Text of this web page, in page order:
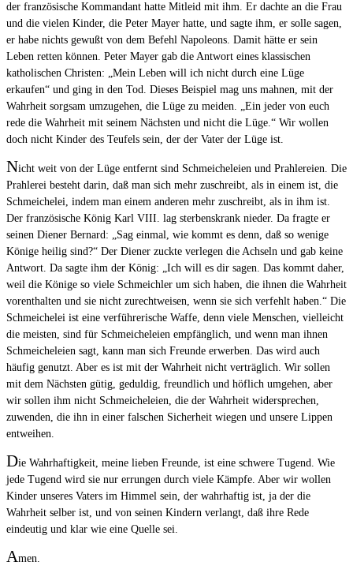
der französische Kommandant hatte Mitleid mit ihm. Er dachte an die Frau
und die vielen Kinder, die Peter Mayer hatte, und sagte ihm, er solle sagen,
er habe nichts gewußt von dem Befehl Napoleons. Damit hätte er sein
Leben retten können. Peter Mayer gab die Antwort eines klassischen
katholischen Christen: „Mein Leben will ich nicht durch eine Lüge
erkaufen“ und ging in den Tod. Dieses Beispiel mag uns mahnen, mit der
Wahrheit sorgsam umzugehen, die Lüge zu meiden. „Ein jeder von euch
rede die Wahrheit mit seinem Nächsten und nicht die Lüge.“ Wir wollen
doch nicht Kinder des Teufels sein, der der Vater der Lüge ist.
Nicht weit von der Lüge entfernt sind Schmeicheleien und Prahlereien. Die
Prahlerei besteht darin, daß man sich mehr zuschreibt, als in einem ist, die
Schmeichelei, indem man einem anderen mehr zuschreibt, als in ihm ist.
Der französische König Karl VIII. lag sterbenskrank nieder. Da fragte er
seinen Diener Bernard: „Sag einmal, wie kommt es denn, daß so wenige
Könige heilig sind?“ Der Diener zuckte verlegen die Achseln und gab keine
Antwort. Da sagte ihm der König: „Ich will es dir sagen. Das kommt daher,
weil die Könige so viele Schmeichler um sich haben, die ihnen die Wahrheit
vorenthalten und sie nicht zurechtweisen, wenn sie sich verfehlt haben.“ Die
Schmeichelei ist eine verführerische Waffe, denn viele Menschen, vielleicht
die meisten, sind für Schmeicheleien empfänglich, und wenn man ihnen
Schmeicheleien sagt, kann man sich Freunde erwerben. Das wird auch
häufig genutzt. Aber es ist mit der Wahrheit nicht verträglich. Wir sollen
mit dem Nächsten gütig, geduldig, freundlich und höflich umgehen, aber
wir sollen ihm nicht Schmeicheleien, die der Wahrheit widersprechen,
zuwenden, die ihn in einer falschen Sicherheit wiegen und unsere Lippen
entweihen.
Die Wahrhaftigkeit, meine lieben Freunde, ist eine schwere Tugend. Wie
jede Tugend wird sie nur errungen durch viele Kämpfe. Aber wir wollen
Kinder unseres Vaters im Himmel sein, der wahrhaftig ist, ja der die
Wahrheit selber ist, und von seinen Kindern verlangt, daß ihre Rede
eindeutig und klar wie eine Quelle sei.
Amen.